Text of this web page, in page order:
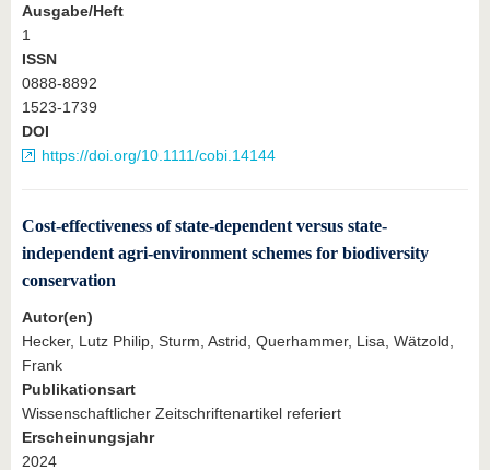
Ausgabe/Heft
1
ISSN
0888-8892
1523-1739
DOI
https://doi.org/10.1111/cobi.14144
Cost-effectiveness of state-dependent versus state-
independent agri-environment schemes for biodiversity
conservation
Autor(en)
Hecker, Lutz Philip, Sturm, Astrid, Querhammer, Lisa, Wätzold,
Frank
Publikationsart
Wissenschaftlicher Zeitschriftenartikel referiert
Erscheinungsjahr
2024